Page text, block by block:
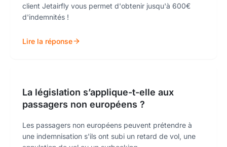
client Jetairfly vous permet d'obtenir jusqu'à 600€
d'indemnités !
Lire la réponse
La législation s’applique-t-elle aux
passagers non européens ?
Les passagers non européens peuvent prétendre à
une indemnisation s'ils ont subi un retard de vol, une